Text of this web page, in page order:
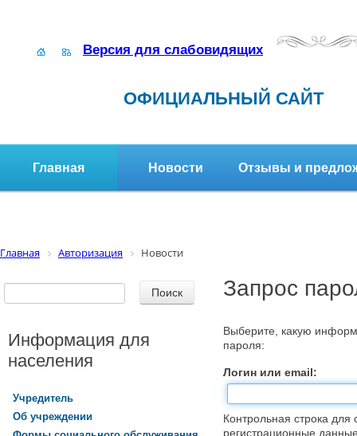
Версия для слабовидящих
ОФИЦИАЛЬНЫЙ САЙТ
Главная Новости Отзывы и
Главная Авторизация Новости
Запрос
Выберите, какую
пароля:
Логин или email:
Контрольная строка
регистрационные
Информация для
населения
Учредитель
Об учреждении